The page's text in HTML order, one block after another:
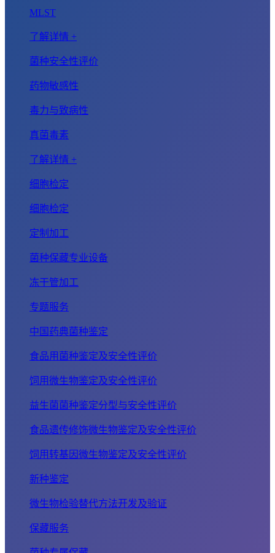
MLST
了解详情 +
菌种安全性评价
药物敏感性
毒力与致病性
真菌毒素
了解详情 +
细胞检定
细胞检定
定制加工
菌种保藏专业设备
冻干管加工
专题服务
中国药典菌种鉴定
食品用菌种鉴定及安全性评价
饲用微生物鉴定及安全性评价
益生菌菌种鉴定分型与安全性评价
食品遗传修饰微生物鉴定及安全性评价
饲用转基因微生物鉴定及安全性评价
新种鉴定
微生物检验替代方法开发及验证
保藏服务